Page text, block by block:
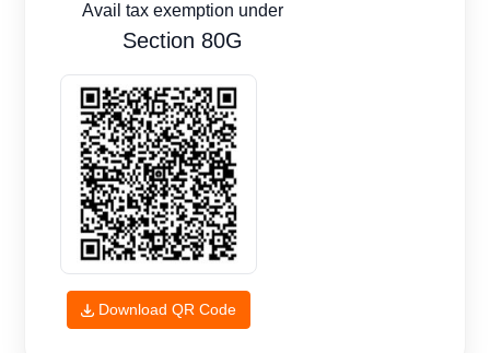
Avail tax exemption under
Section 80G
Download QR Code